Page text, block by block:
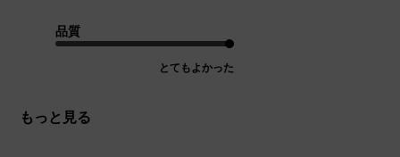
品質
とてもよかった
もっと見る